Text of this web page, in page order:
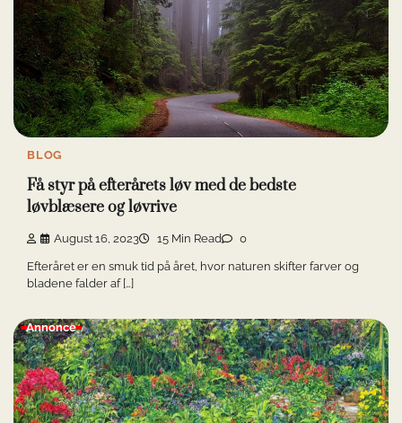
BLOG
Få styr på efterårets løv med de bedste
løvblæsere og løvrive
August 16, 2023 15 Min Read 0
Efteråret er en smuk tid på året, hvor naturen skifter farver og
bladene falder af […]
Annonce